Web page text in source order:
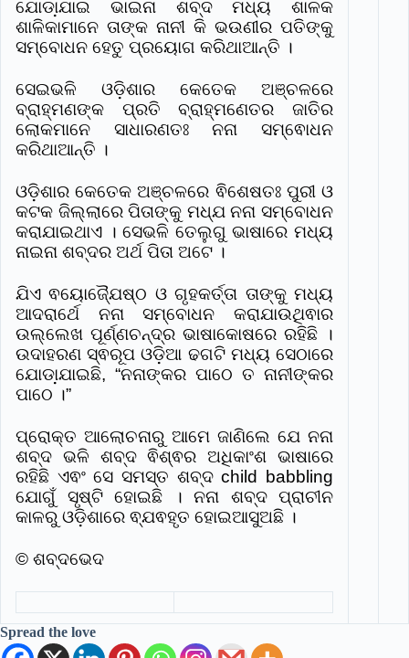
ଯୋଡା଼ଯାଇ ଭାଇନା ଶବ୍ଦ ମଧ୍ୟ ଶାଳକ
ଶାଳିକାମାନେ ତାଙ୍କ ନାନୀ କି ଭଉଣୀର ପତିଙ୍କୁ
ସମ୍ବୋଧନ ହେତୁ ପ୍ରୟୋଗ କରିଥାଆନ୍ତି ।
ସେଇଭଳି ଓଡ଼ିଶାର କେତେକ ଅଞ୍ଚଳରେ
ବ୍ରାହ୍ମଣଙ୍କ ପ୍ରତି ବ୍ରାହ୍ମଣେତର ଜାତିର
ଲୋକମାନେ ସାଧାରଣତଃ ନନା ସମ୍ଵୋଧନ
କରିଥାଆନ୍ତି ।
ଓଡ଼ିଶାର କେତେକ ଅଞ୍ଚଳରେ ଵିଶେଷତଃ ପୁରୀ ଓ
କଟକ ଜିଲ୍ଲାରେ ପିତାଙ୍କୁ ମଧ୍ଯ ନନା ସମ୍ବୋଧନ
କରାଯାଇଥାଏ । ସେଭଳି ତେଲୁଗୁ ଭାଷାରେ ମଧ୍ୟ
ନାଇନା ଶବ୍ଦର ଅର୍ଥ ପିତା ଅଟେ ।
ଯିଏ ଵୟୋଜ୍ଯୈଷ୍ଠ ଓ ଗୃହକର୍ତ୍ତା ତାଙ୍କୁ ମଧ୍ୟ
ଆଦରାର୍ଥେ ନନା ସମ୍ବୋଧନ କରାଯାଉଥିଵାର
ଉଲ୍ଲେଖ ପୂର୍ଣ୍ଣଚନ୍ଦ୍ର ଭାଷାକୋଷରେ ରହିଛି ।
ଉଦାହରଣ ସ୍ଵରୂପ ଓଡ଼ିଆ ଢଗଟି ମଧ୍ୟ ସେଠାରେ
ଯୋଡା଼ଯାଇଛି, “ନନାଙ୍କର ପାଠେ ତ ନାନୀଙ୍କର
ପାଠେ ।”
ପ୍ରୋକ୍ତ ଆଲୋଚନାରୁ ଆମେ ଜାଣିଲେ ଯେ ନନା
ଶବ୍ଦ ଭଳି ଶବ୍ଦ ଵିଶ୍ଵର ଅଧିକାଂଶ ଭାଷାରେ
ରହିଛି ଏଵଂ ସେ ସମସ୍ତ ଶବ୍ଦ child babbling
ଯୋଗୁଁ ସୃଷ୍ଟି ହୋଇଛି । ନନା ଶବ୍ଦ ପ୍ରାଚୀନ
କାଳରୁ ଓଡ଼ିଶାରେ ଵ୍ଯଵହୃତ ହୋଇଆସୁଅଛି ।
© ଶବ୍ଦଭେଦ
Spread the love